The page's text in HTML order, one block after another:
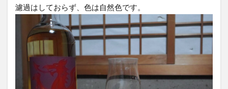
濾過はしておらず、色は自然色です。